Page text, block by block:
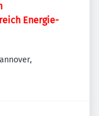
Energie-